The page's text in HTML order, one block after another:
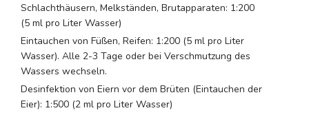
Schlachthäusern, Melkständen, Brutapparaten: 1:200
(5 ml pro Liter Wasser)
Eintauchen von Füßen, Reifen: 1:200 (5 ml pro Liter
Wasser). Alle 2-3 Tage oder bei Verschmutzung des
Wassers wechseln.
Desinfektion von Eiern vor dem Brüten (Eintauchen der
Eier): 1:500 (2 ml pro Liter Wasser)